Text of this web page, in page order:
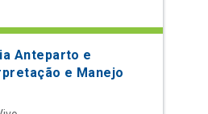
Anteparto e
e Manejo